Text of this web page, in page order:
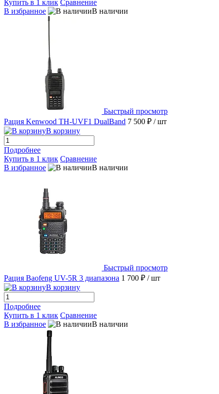
Купить в 1 клик Сравнение
В избранное
В наличии
Быстрый просмотр
Рация Kenwood TH-UVF1 DualBand 7 500 ₽ / шт
В корзину
Подробнее
Купить в 1 клик Сравнение
В избранное
В наличии
Быстрый просмотр
Рация Baofeng UV-5R 3 диапазона 1 700 ₽ / шт
В корзину
Подробнее
Купить в 1 клик Сравнение
В избранное
В наличии